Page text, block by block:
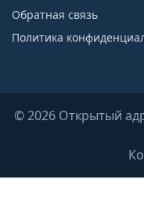
Обратная связь
Политика
© 2026 Открытый